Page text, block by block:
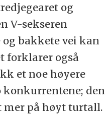
og
V-sekseren
bakkete vei kan
forklarer også
et noe høyere
den
mer på høyt turtall.